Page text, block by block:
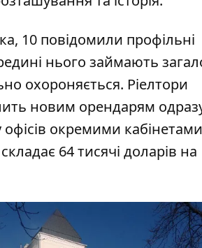
10 повідомили профільні
нього займають
охороняється. Ріелтори
новим орендарям
окремими
64 тисячі доларів на